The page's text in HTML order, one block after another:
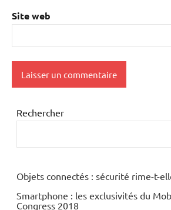
Site web
Rechercher
Objets connectés : sécurité rime-t-
Smartphone : les exclusivités du
Congress 2018